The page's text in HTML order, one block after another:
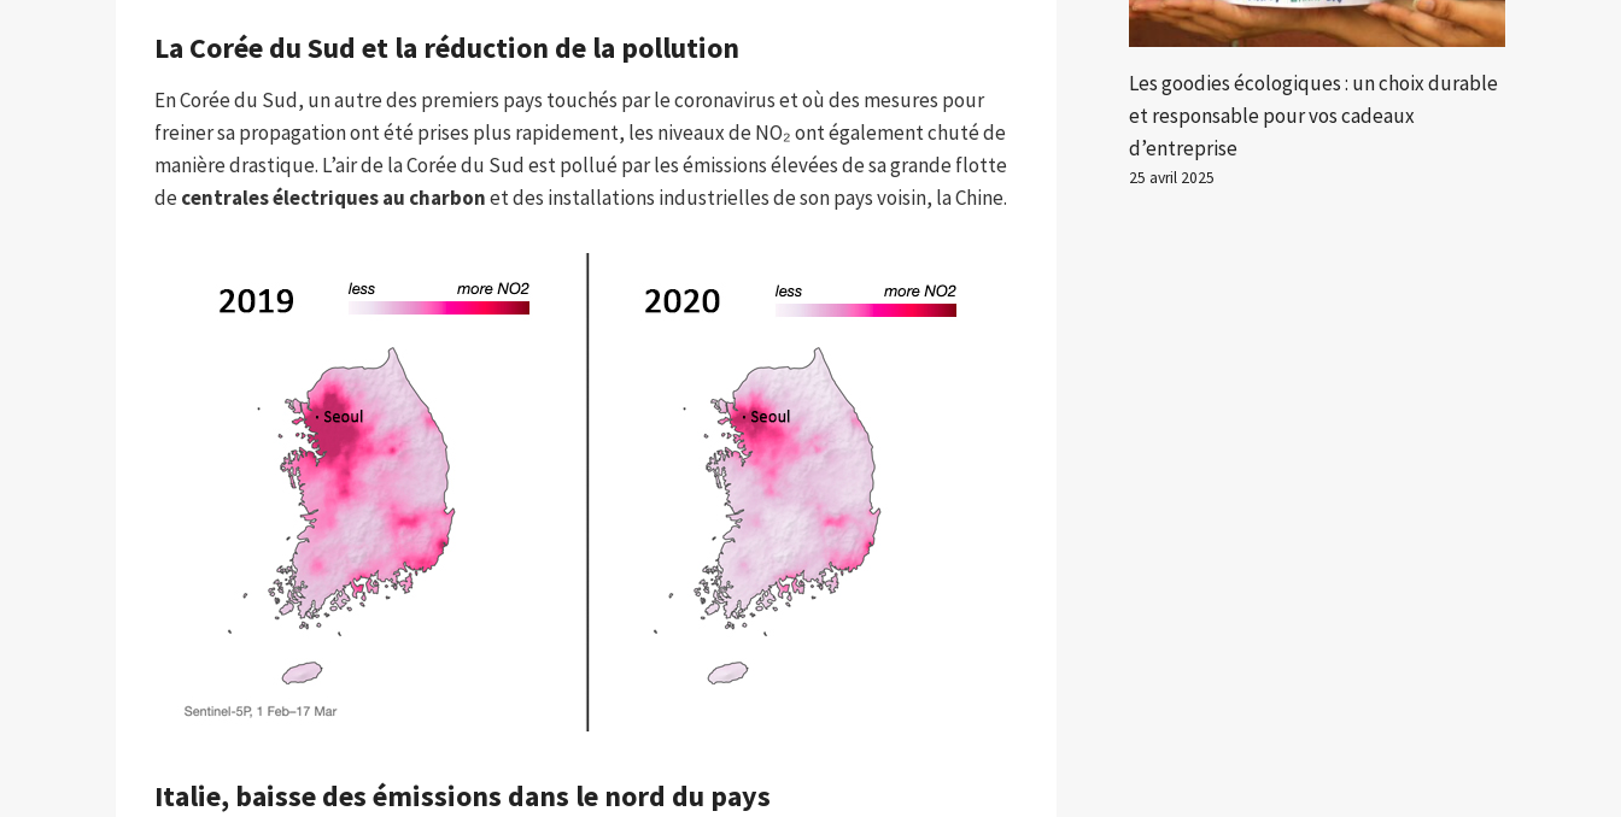
La Corée du Sud et la réduction de la pollution
En Corée du Sud, un autre des premiers pays touchés par le coronavirus et où des mesures pour
freiner sa propagation ont été prises plus rapidement, les niveaux de NO₂ ont également chuté de
manière drastique. L’air de la Corée du Sud est pollué par les émissions élevées de sa grande flotte
de centrales électriques au charbonet des installations industrielles de son pays voisin, la Chine.
Italie, baisse des émissions dans le nord du pays
Les goodies écologiques : un choix durable
et responsable pour vos cadeaux
d’entreprise
25 avril 2025